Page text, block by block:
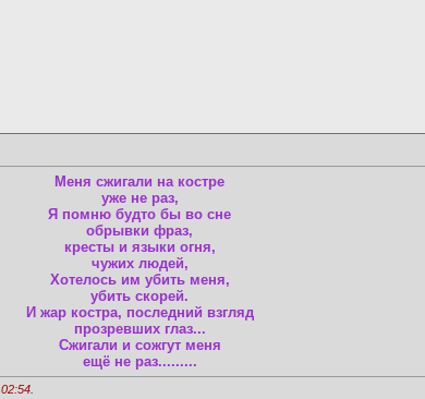
Меня сжигали на костре
уже не раз,
Я помню будто бы во сне
обрывки фраз,
кресты и языки огня,
чужих людей,
Хотелось им убить меня,
убить скорей.
И жар костра, последний взгляд
прозревших глаз...
Сжигали и сожгут меня
ещё не раз.........
02:54